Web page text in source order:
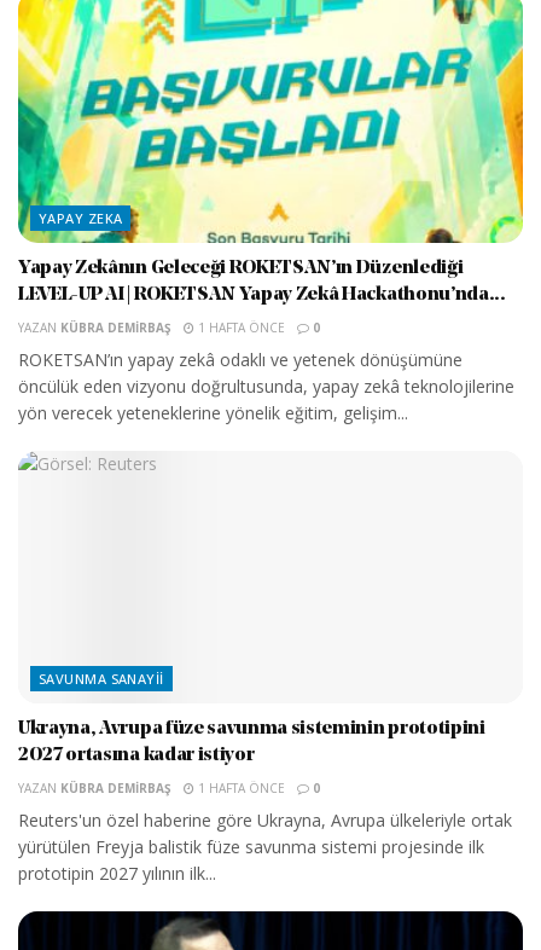
YAPAY ZEKA
Yapay Zekânın Geleceği ROKETSAN’ın Düzenlediği
LEVEL-UP AI | ROKETSAN Yapay Zekâ Hackathonu’nda...
YAZAN KÜBRA DEMIRBAŞ 1 HAFTA ÖNCE 0
ROKETSAN’ın yapay zekâ odaklı ve yetenek dönüşümüne
öncülük eden vizyonu doğrultusunda, yapay zekâ teknolojilerine
yön verecek yeteneklerine yönelik eğitim, gelişim...
SAVUNMA SANAYII
Ukrayna, Avrupa füze savunma sisteminin prototipini
2027 ortasına kadar istiyor
YAZAN KÜBRA DEMIRBAŞ 1 HAFTA ÖNCE 0
Reuters'un özel haberine göre Ukrayna, Avrupa ülkeleriyle ortak
yürütülen Freyja balistik füze savunma sistemi projesinde ilk
prototipin 2027 yılının ilk...